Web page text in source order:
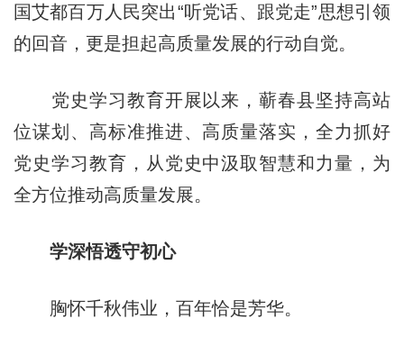
国艾都百万人民突出“听党话、跟党走”思想引领
的回音，更是担起高质量发展的行动自觉。
党史学习教育开展以来，蕲春县坚持高站
位谋划、高标准推进、高质量落实，全力抓好
党史学习教育，从党史中汲取智慧和力量，为
全方位推动高质量发展。
学深悟透守初心
胸怀千秋伟业，百年恰是芳华。